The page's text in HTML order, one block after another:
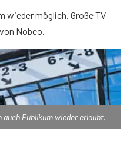
wieder möglich. Große TV-
Nobeo.
auch Publikum wieder erlaubt.